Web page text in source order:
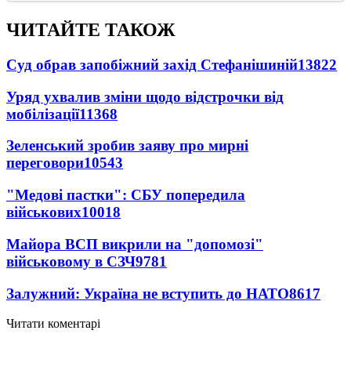
ЧИТАЙТЕ ТАКОЖ
Суд обрав запобіжний захід Стефанішиній13822
Уряд ухвалив зміни щодо відстрочки від
мобілізації11368
Зеленський зробив заяву про мирні
переговори10543
"Медові пастки": СБУ попередила
військових10018
Майора ВСП викрили на "допомозі"
військовому в СЗЧ9781
Залужний: Україна не вступить до НАТО8617
Читати коментарі